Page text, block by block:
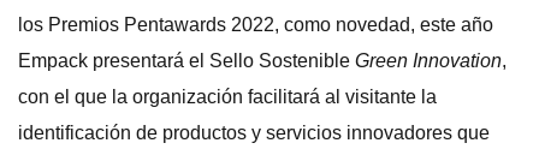
los Premios Pentawards 2022, como novedad, este año
Empack presentará el Sello Sostenible Green Innovation,
con el que la organización facilitará al visitante la
identificación de productos y servicios innovadores que